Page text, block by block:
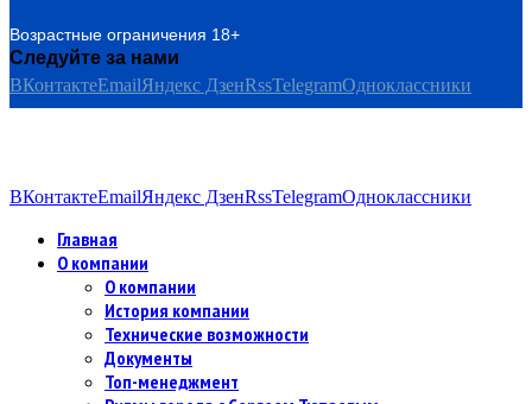
Возрастные ограничения 18+
Следуйте за нами
ВКонтактеEmailЯндекс ДзенRssTelegramОдноклассники
ВКонтактеEmailЯндекс ДзенRssTelegramОдноклассники
Главная
О компании
О компании
История компании
Технические возможности
Документы
Топ-менеджмент